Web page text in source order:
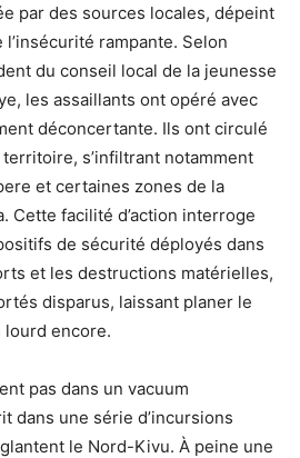
par des sources locales, dépeint
rampante. Selon
du conseil local de la jeunesse
les assaillants ont opéré avec
déconcertante. Ils ont circulé
s’infiltrant notamment
et certaines zones de la
Cette facilité d’action interroge
de sécurité déployés dans
et les destructions matérielles,
disparus, laissant planer le
lourd encore.
pas dans un vacuum
dans une série d’incursions
le Nord-Kivu. À peine une